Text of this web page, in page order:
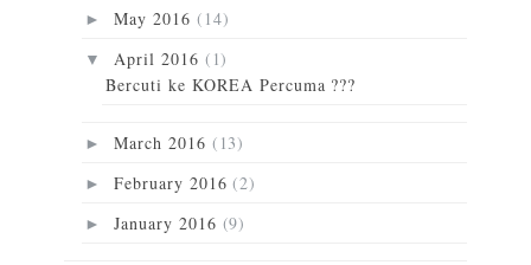
► May 2016 (14)
▼ April 2016 (1)
Bercuti ke KOREA Percuma ???
► March 2016 (13)
► February 2016(2)
► January 2016 (9)